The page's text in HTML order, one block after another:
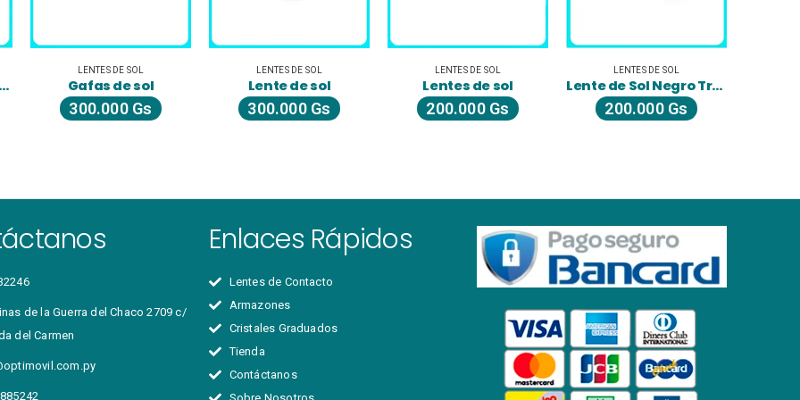
Azul Marino
LENTES DE SOL
Gafas de sol
300.000 Gs
LENTES DE SOL
Lente de sol
300.000 Gs
LENTES DE SOL
Lentes de sol
200.000 Gs
LENTES DE SOL
Lente de Sol Negro Transparente
200.000 Gs
de la Guerra del Chaco 2709 c/
del Carmen
Enlaces Rápidos
Lentes de Contacto
Armazones
Cristales Graduados
Tienda
Contáctanos